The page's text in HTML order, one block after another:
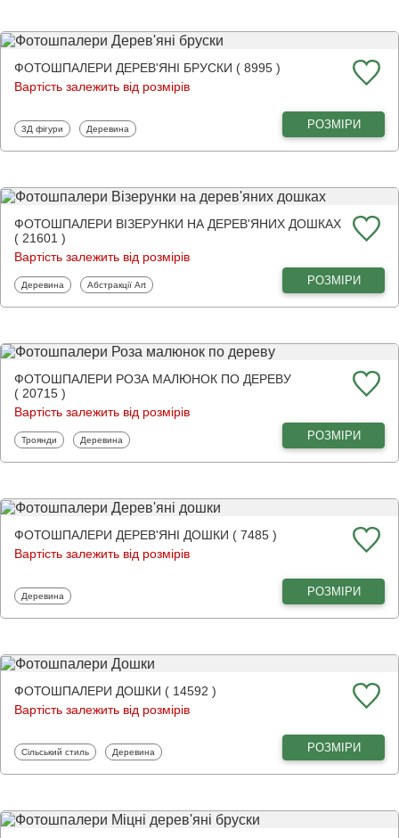
ФОТОШПАЛЕРИ ДЕРЕВ'ЯНІ БРУСКИ ( 8995 )
Вартість залежить від розмірів
Фотошпалери
3Д фігури Фотошпалери
Деревина РОЗМІРИ
ФОТОШПАЛЕРИ ВІЗЕРУНКИ НА ДЕРЕВ'ЯНИХ ДОШКАХ
( 21601 )
Вартість залежить від розмірів
Фотошпалери
Деревина Фотошпалери
Абстракції Art РОЗМІРИ
ФОТОШПАЛЕРИ РОЗА МАЛЮНОК ПО ДЕРЕВУ
( 20715 )
Вартість залежить від розмірів
Фотошпалери
Троянди Фотошпалери
Деревина РОЗМІРИ
ФОТОШПАЛЕРИ ДЕРЕВ'ЯНІ ДОШКИ ( 7485 )
Вартість залежить від розмірів
Фотошпалери
Деревина РОЗМІРИ
ФОТОШПАЛЕРИ ДОШКИ ( 14592 )
Вартість залежить від розмірів
Фотошпалери
Сільський стиль Фотошпалери
Деревина РОЗМІРИ